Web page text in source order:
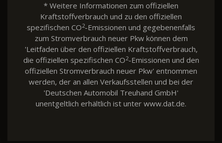
* Weitere Informationen zum offiziellen
Kraftstoffverbrauch und zu den offiziellen
spezifischen CO2-Emissionen und gegebenenfalls
zum Stromverbrauch neuer Pkw können dem
'Leitfaden über den offiziellen Kraftstoffverbrauch,
die offiziellen spezifischen CO2-Emissionen und den
offiziellen Stromverbrauch neuer Pkw' entnommen
werden, der an allen Verkaufsstellen und bei der
'Deutschen Automobil Treuhand GmbH'
unentgeltlich erhältlich ist unter www.dat.de.